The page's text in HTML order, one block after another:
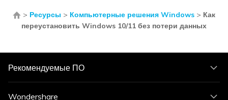
> Ресурсы > Компьютерные решения Windows > Как
переустановить Windows 10/11 без потери данных
Рекомендуемые ПО
Wondershare